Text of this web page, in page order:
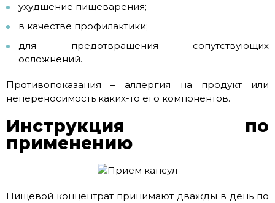
ухудшение пищеварения;
в качестве профилактики;
для предотвращения сопутствующих
осложнений.
Противопоказания – аллергия на продукт или
непереносимость каких-то его компонентов.
Инструкция по
применению
Пищевой концентрат принимают дважды в день по